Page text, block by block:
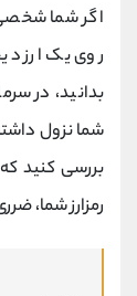
اگر شما
روی یک ارز
بدانید، در
شما نزول
بررسی کنید
رمزارز شما،